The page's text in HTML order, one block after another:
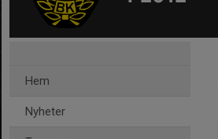
Hem
Nyheter